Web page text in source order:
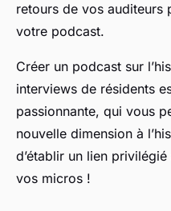
retours de vos auditeurs
votre podcast.
Créer un podcast sur
interviews de résidents
passionnante, qui vous
nouvelle dimension à
d’établir un lien
vos micros !